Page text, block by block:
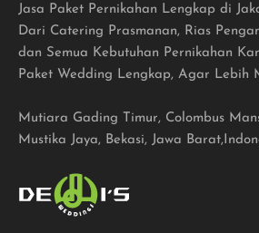
Jasa Paket Pernikahan Lengkap di
Dari Catering Prasmanan, Rias
dan Semua Kebutuhan Pernikahan
Paket Wedding Lengkap, Agar Lebih
Mutiara Gading Timur, Colombus
Mustika Jaya, Bekasi, Jawa